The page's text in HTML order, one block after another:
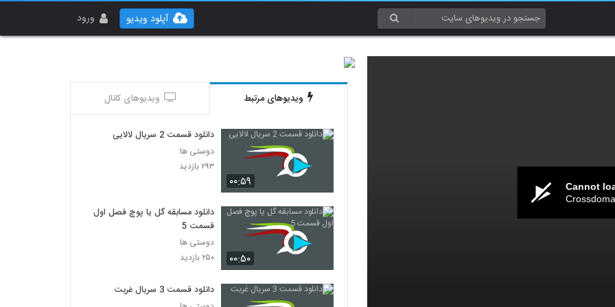
ورود آپلود ویدیو
Cannot
ویدیوهای مرتبط ویدیوهای کانال
۰۰:۵۹
دانلود قسمت 2 سریال لالایی
دوستی ها
۲۹۳ بازدید
۰۰:۵۰
دانلود مسابقه گل یا پوچ فصل اول
قسمت 5
دوستی ها
۲۵۰ بازدید
دانلود قسمت 3 سریال غربت